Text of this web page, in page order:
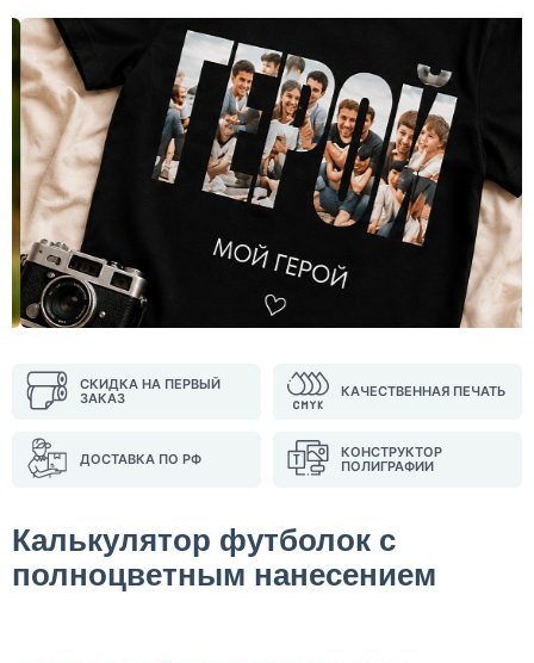
СКИДКА НА ПЕРВЫЙ
ЗАКАЗ
КАЧЕСТВЕННАЯ ПЕЧАТЬ
ДОСТАВКА ПО РФ
КОНСТРУКТОР
ПОЛИГРАФИИ
Калькулятор футболок с
полноцветным нанесением
Нажимая кнопку "Оставить заявку", я даю согласие на
обработку персональных данных и согласие с политикой
конфиденциальности
Нажимая на кнопку, я даю согласие на получение
информационных и рекламных рассылок
Оставить
заявку